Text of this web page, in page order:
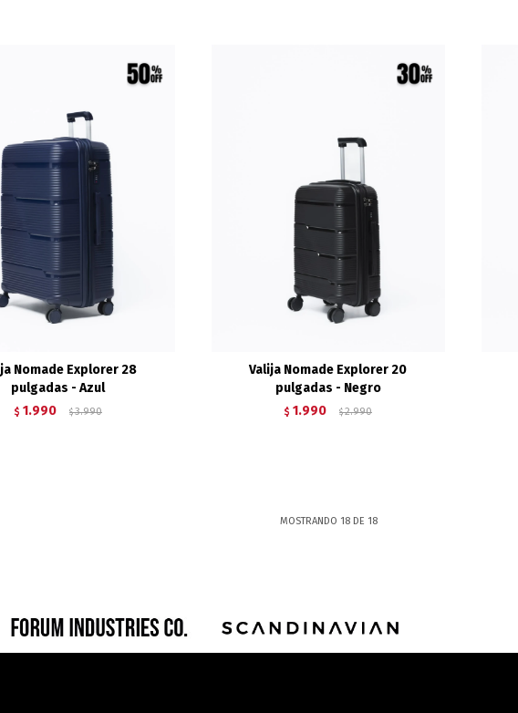
Nomade Explorer 28
pulgadas - Azul
$ 1.990 $ 3.990
Valija Nomade Explorer 20
pulgadas - Negro
$ 1.990 $ 2.990
MOSTRANDO 18DE 18